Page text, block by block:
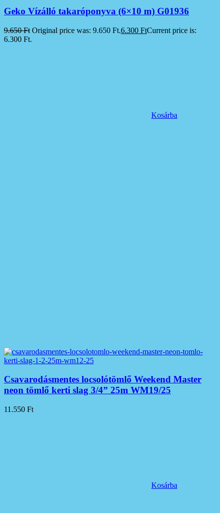
Geko Vízálló takaróponyva (6×10 m) G01936
9.650Ft Original price was: 9.650 Ft.6.300 FtCurrent price is:
6.300 Ft.
Kosárba
Csavarodásmentes locsolótömlő Weekend Master
neon tömlő kerti slag 3/4” 25m WM19/25
11.550 Ft
Kosárba